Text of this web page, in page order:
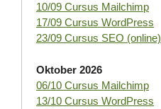
10/09 Cursus Mailchimp
17/09 Cursus WordPress
23/09 Cursus SEO (online)
Oktober 2026
06/10 Cursus Mailchimp
13/10 Cursus WordPress